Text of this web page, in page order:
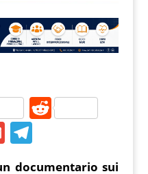
R
G
m
T
documentario sui